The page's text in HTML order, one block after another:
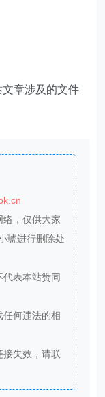
章涉及的文件
，仅供大家
琥进行删除处
表本站赞同
任何违法的相
失效，请联